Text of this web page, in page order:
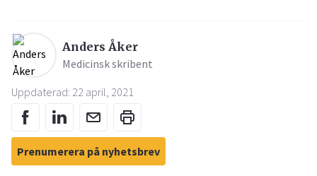
Anders Åker
Medicinsk skribent
Uppdaterad: 22 april, 2021
Prenumerera på nyhetsbrev